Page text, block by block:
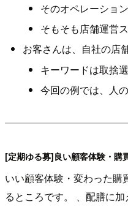
そのオペレーショ
そもそも店舗運営
お客さんは、自社の店
キーワードは取捨
今回の例では、人
[定期ゆる募]良い顧客体験・購
いい顧客体験・変わった
るところです。 、配膳に